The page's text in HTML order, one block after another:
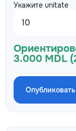
Укажите unitate
3.000 MDL